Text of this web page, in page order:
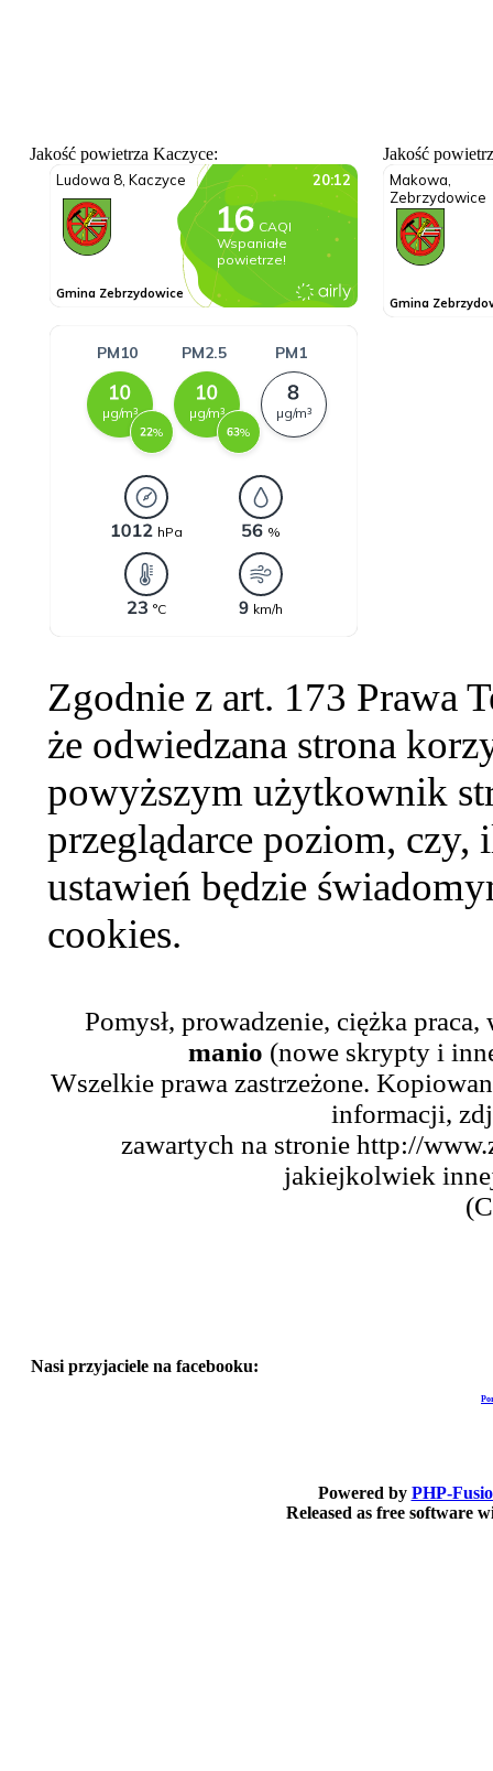
Jakość powietrza Kaczyce: Jakość
Zgodnie z art. 173 Prawa
że odwiedzana strona
powyższym użytkownik
przeglądarce poziom,
ustawień będzie
cookies.
Pomysł, prowadzenie, ciężka
manio (nowe skrypty i
Wszelkie prawa zastrzeżone.
informacji,
zawartych na stronie http://
jakiejkolwiek
Nasi przyjaciele na facebooku:
Powered by PHP-
Released as free software